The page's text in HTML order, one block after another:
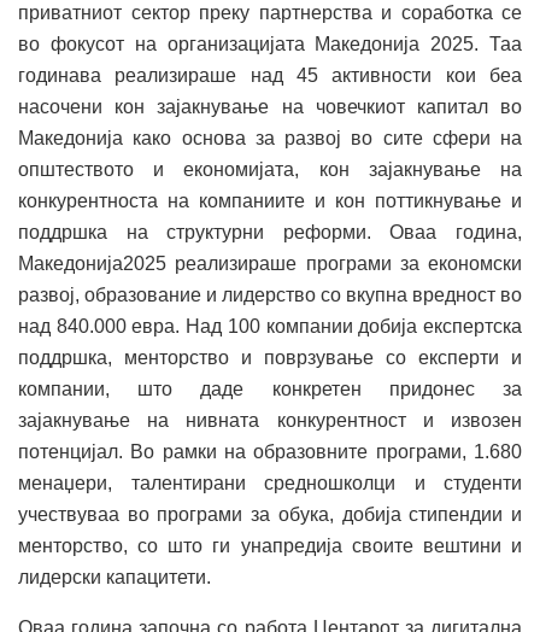
приватниот сектор преку партнерства и соработка се
во фокусот на организацијата Македонија 2025. Таа
годинава реализираше над 45 активности кои беа
насочени кон зајакнување на човечкиот капитал во
Македонија како основа за развој во сите сфери на
општеството и економијата, кон зајакнување на
конкурентноста на компаниите и кон поттикнување и
поддршка на структурни реформи. Оваа година,
Македонија2025 реализираше програми за економски
развој, образование и лидерство со вкупна вредност во
над 840.000 евра. Над 100 компании добија експертска
поддршка, менторство и поврзување со експерти и
компании, што даде конкретен придонес за
зајакнување на нивната конкурентност и извозен
потенцијал. Во рамки на образовните програми, 1.680
менаџери, талентирани средношколци и студенти
учествуваа во програми за обука, добија стипендии и
менторство, со што ги унапредија своите вештини и
лидерски капацитети.
Оваа година започна со работа Центарот за дигитална